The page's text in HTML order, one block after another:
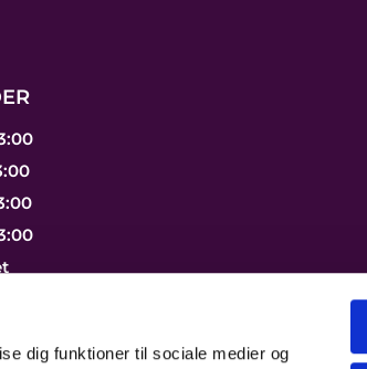
dig funktioner til sociale medier og